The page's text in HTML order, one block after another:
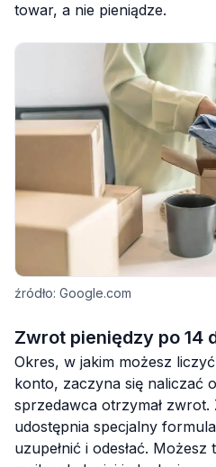
towar, a nie pieniądze.
źródło: Google.com
Zwrot pieniędzy po 14
Okres, w jakim możesz
konto, zaczyna się naliczać
sprzedawca otrzymał zwrot.
udostępnia specjalny
uzupełnić i odesłać.